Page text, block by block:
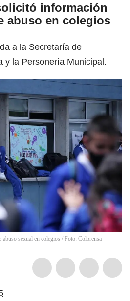
información
abuso en colegios
a la Secretaría de
y la Personería Municipal.
abuso sexual en colegios / Foto: Colprensa